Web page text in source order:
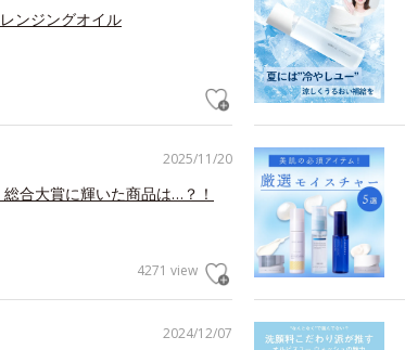
ンジングオイル
2025/11/20
合大賞に輝いた商品は…？！
4271 view
2024/12/07